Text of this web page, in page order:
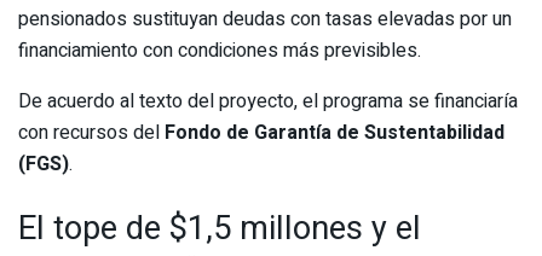
pensionados sustituyan deudas con tasas elevadas por un
financiamiento con condiciones más previsibles.
De acuerdo al texto del proyecto, el programa se financiaría
con recursos del Fondo de Garantía de Sustentabilidad
(FGS).
El tope de $1,5 millones y el